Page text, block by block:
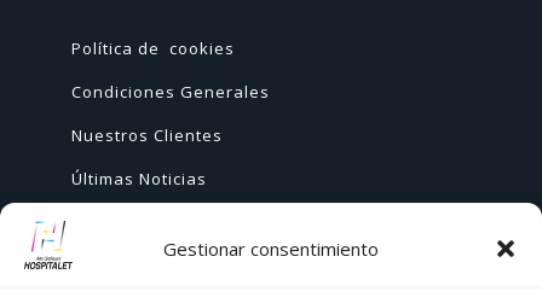
Gestionar consentimiento
Política de cookies
Condiciones Generales
Nuestros Clientes
Últimas Noticias